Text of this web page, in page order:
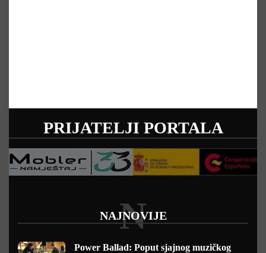
PRIJATELJI PORTALA
NAJNOVIJE
N
Power Ballad: Poput sjajnog muzičkog